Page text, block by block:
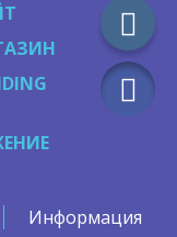
Информация